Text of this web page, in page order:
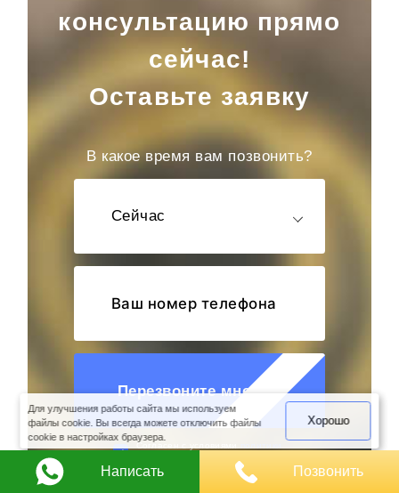
консультацию прямо
сейчас!
Оставьте заявку
В какое время вам позвонить?
Сейчас
Перезвоните мне
Для улучшения работы сайта мы используем
файлы cookie. Вы всегда можете отключить файлы
cookie в настройках браузера.
Хорошо
Написать Позвонить